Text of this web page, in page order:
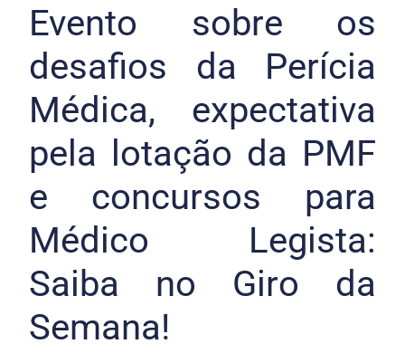
Evento sobre os
desafios da Perícia
Médica, expectativa
pela lotação da PMF
e concursos para
Médico Legista:
Saiba no Giro da
Semana!